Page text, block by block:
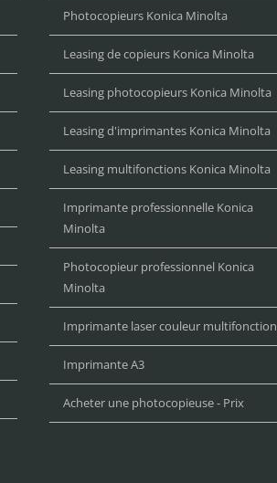
Photocopieurs Konica Minolta
Leasing de copieurs Konica Minolta
Leasing photocopieurs Konica Minolta
Leasing d'imprimantes Konica Minolta
Leasing multifonctions Konica Minolta
Imprimante professionnelle Konica
Minolta
Photocopieur professionnel Konica
Minolta
Imprimante laser couleur multifonction
Imprimante A3
Acheter une photocopieuse - Prix